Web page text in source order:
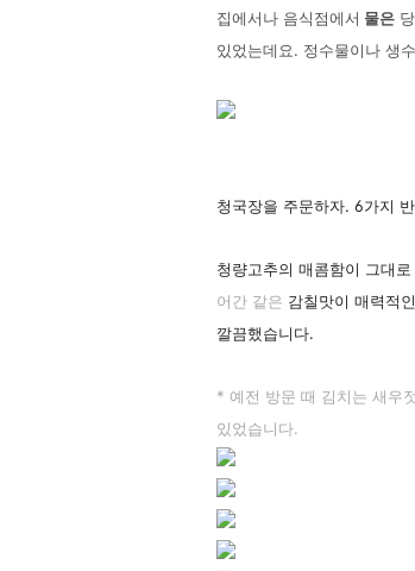
집에서나 음식점에서 물은
있었는데요. 정수물이나 생
청국장을 주문하자. 6가지
청량고추의 매콤함이 그대
어간 같은 감칠맛이 매력적인
깔끔했습니다.
* 예전 방문 때 김치는 새우
있었습니다.